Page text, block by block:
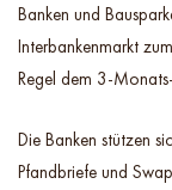
Banken und
Interbankenmarkt
Regel dem 3-
Die Banken stützen
Pfandbriefe und